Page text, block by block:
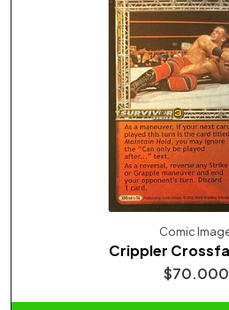
Comic
Crippler
$70.000